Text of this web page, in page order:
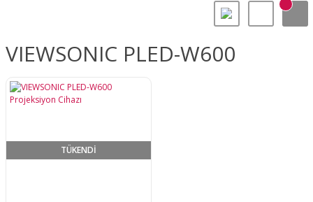
VIEWSONIC PLED-W600
TÜKENDİ